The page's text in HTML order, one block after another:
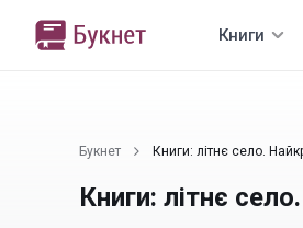
Книги
Букнет Книги: літнє село.
Книги: літнє